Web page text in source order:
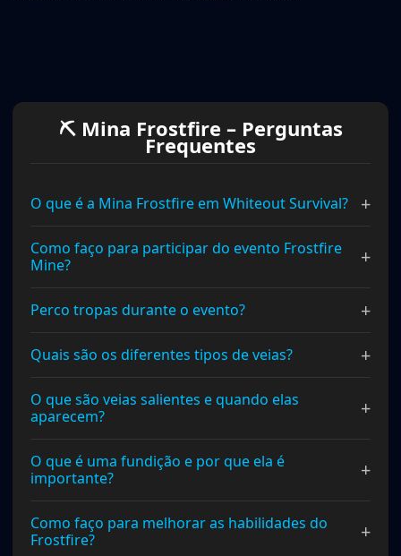
⛏ Mina Frostfire – Perguntas
Frequentes
O que é a Mina Frostfire em Whiteout Survival? +
Como faço para participar do evento Frostfire
Mine?
+
Perco tropas durante o evento? +
Quais são os diferentes tipos de veias? +
O que são veias salientes e quando elas
aparecem?
+
O que é uma fundição e por que ela é
importante?
+
Como faço para melhorar as habilidades do
Frostfire?
+